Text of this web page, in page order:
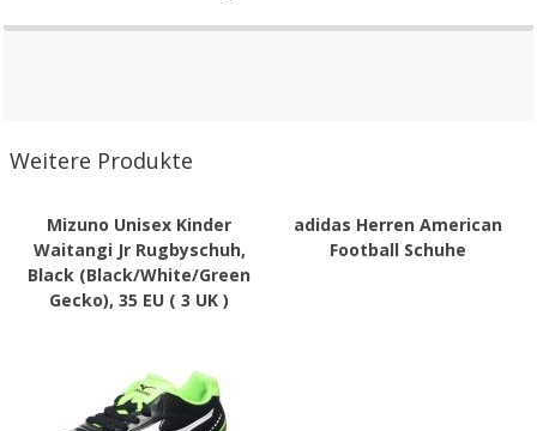
Weitere Produkte
Mizuno Unisex Kinder
Waitangi Jr Rugbyschuh,
Black (Black/White/Green
Gecko), 35 EU ( 3 UK )
adidas Herren American
Football Schuhe